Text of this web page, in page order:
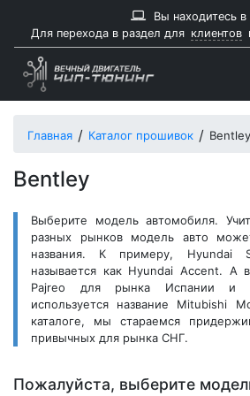
Вы находитесь
Для перехода в раздел для клиентов
Главная Каталог прошивок Bentley
Bentley
Выберите модель автомобиля.
разных рынков модель авто
названия. К примеру, Hyundai
называется как Hyundai Accent. А
Pajreo для рынка Испании и
используется название Mitubishi
каталоге, мы стараемся
привычных для рынка СНГ.
Пожалуйста, выберите